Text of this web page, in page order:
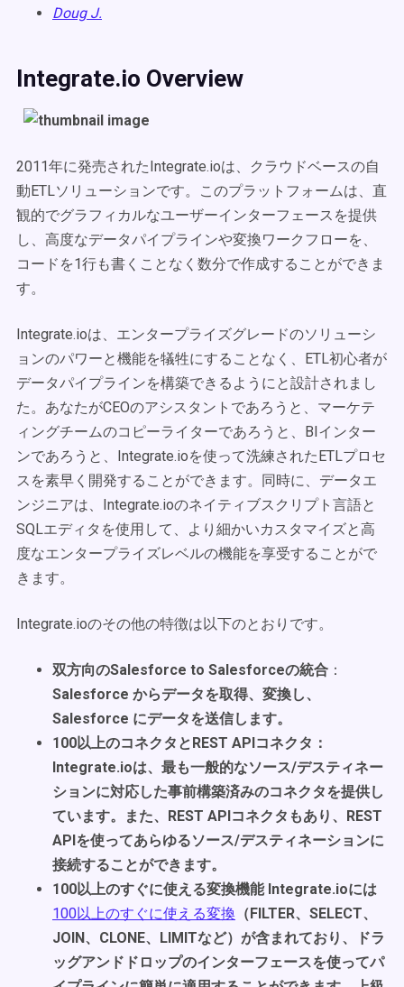
Doug J.
Integrate.io Overview
2011年に発売されたIntegrate.ioは、クラウドベースの自
動ETLソリューションです。このプラットフォームは、直
観的でグラフィカルなユーザーインターフェースを提供
し、高度なデータパイプラインや変換ワークフローを、
コードを1行も書くことなく数分で作成することができま
す。
Integrate.ioは、エンタープライズグレードのソリューシ
ョンのパワーと機能を犠牲にすることなく、ETL初心者が
データパイプラインを構築できるようにと設計されまし
た。あなたがCEOのアシスタントであろうと、マーケテ
ィングチームのコピーライターであろうと、BIインター
ンであろうと、Integrate.ioを使って洗練されたETLプロセ
スを素早く開発することができます。同時に、データエ
ンジニアは、Integrate.ioのネイティブスクリプト言語と
SQLエディタを使用して、より細かいカスタマイズと高
度なエンタープライズレベルの機能を享受することがで
きます。
Integrate.ioのその他の特徴は以下のとおりです。
双方向のSalesforce to Salesforceの統合 ：
Salesforce からデータを取得、変換し、
Salesforce にデータを送信します。
100以上のコネクタとREST APIコネクタ ：
Integrate.ioは、最も一般的なソース/デスティネー
ションに対応した事前構築済みのコネクタを提供し
ています。また、REST APIコネクタもあり、REST
APIを使ってあらゆるソース/デスティネーションに
接続することができます。
100以上のすぐに使える変換機能Integrate.ioには
100以上のすぐに使える変換 （FILTER、SELECT、
JOIN、CLONE、LIMITなど）が含まれており、ドラ
ッグアンドドロップのインターフェースを使ってパ